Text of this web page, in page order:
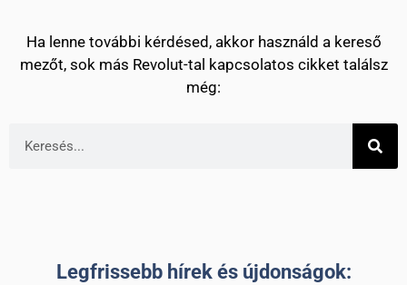
Ha lenne további kérdésed, akkor használd a kereső
mezőt, sok más Revolut-tal kapcsolatos cikket találsz
még:
Legfrissebb hírek és újdonságok: